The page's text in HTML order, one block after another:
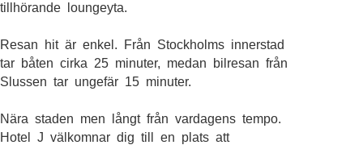
tillhörande loungeyta.
Resan hit är enkel. Från Stockholms innerstad
tar båten cirka 25 minuter, medan bilresan från
Slussen tar ungefär 15 minuter.
Nära staden men långt från vardagens tempo.
Hotel J välkomnar dig till en plats att